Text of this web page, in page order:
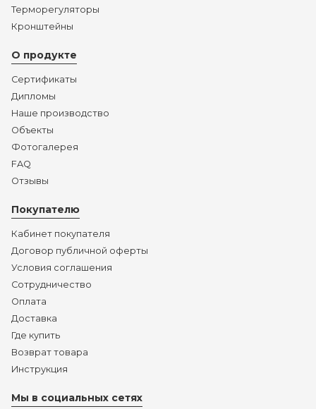
Терморегуляторы
Кронштейны
О продукте
Сертификаты
Дипломы
Наше производство
Объекты
Фотогалерея
FAQ
Отзывы
Покупателю
Кабинет покупателя
Договор публичной оферты
Условия соглашения
Сотрудничество
Оплата
Доставка
Где купить
Возврат товара
Инструкция
Мы в социальных сетях